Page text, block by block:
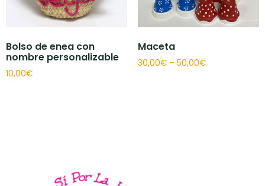
Bolso de enea con
nombre personalizable
10,00€
Maceta
30,00€– 50,00€